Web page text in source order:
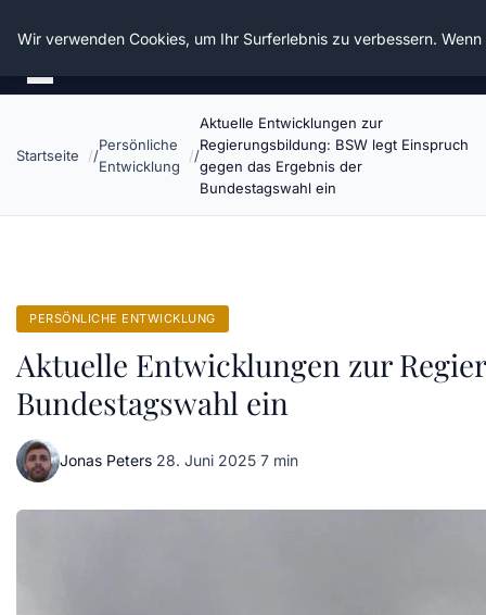
Die Schnitter
Startseite
Persönliche
Entwicklung
Aktuelle Entwicklungen zur
Regierungsbildung: BSW legt Einspruch
gegen das Ergebnis der
Bundestagswahl ein
PERSÖNLICHE ENTWICKLUNG
Aktuelle Entwicklungen zur
Bundestagswahl ein
Jonas Peters·28. Juni 2025·7 min
Wir verwenden Cookies, um Ihr Surferlebnis zu verbessern.